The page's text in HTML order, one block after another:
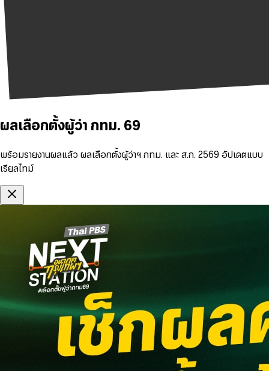
ผลเลือกตั้งผู้ว่า กทม. 69
พร้อมรายงานผลแล้ว ผลเลือกตั้งผู้ว่าฯ กทม. และ ส.ก. 2569 อัปเดตแบบ
เรียลไทม์